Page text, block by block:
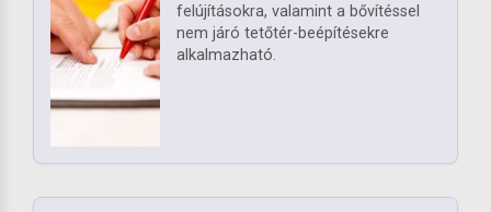
felújításokra, valamint a bővítéssel
nem járó tetőtér-beépítésekre
alkalmazható.